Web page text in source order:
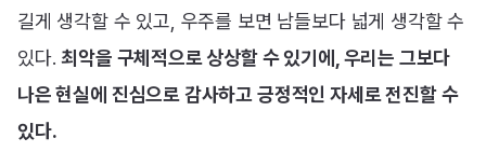
길게 생각할 수 있고, 우주를 보면 남들보다 넓게 생각할 수
있다.최악을 구체적으로 상상할 수 있기에, 우리는 그보다
나은 현실에 진심으로 감사하고 긍정적인 자세로 전진할 수
있다.